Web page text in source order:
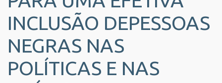
INCLUSÃO DEPESSOAS
NEGRAS NAS
POLÍTICAS E NAS